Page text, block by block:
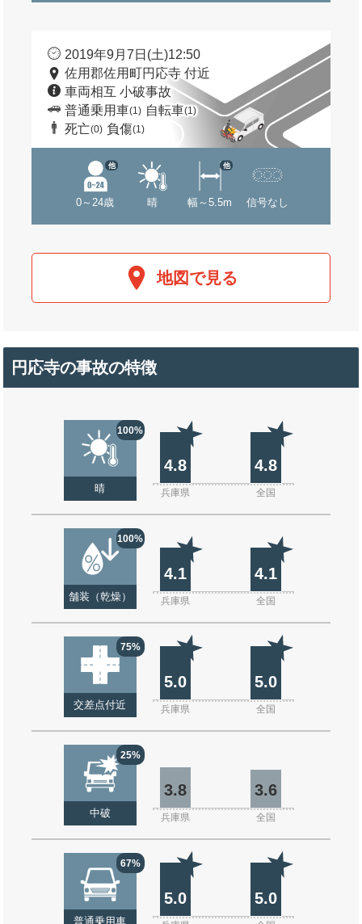
2019年9月7日(土)12:50
佐用郡佐用町円応寺 付近
車両相互 小破事故
普通乗用車(1) 自転車(1)
死亡(0) 負傷(1)
0～24歳
他
晴 幅～5.5m
他
信号なし
地図で見る
円応寺の事故の特徴
100%
晴
4.8 4.8
兵庫県 全国
100%
舗装（乾燥）
4.1 4.1
兵庫県 全国
75%
交差点付近
5.0 5.0
兵庫県 全国
25%
中破
3.8 3.6
兵庫県 全国
67%
普通乗用車
5.0 5.0